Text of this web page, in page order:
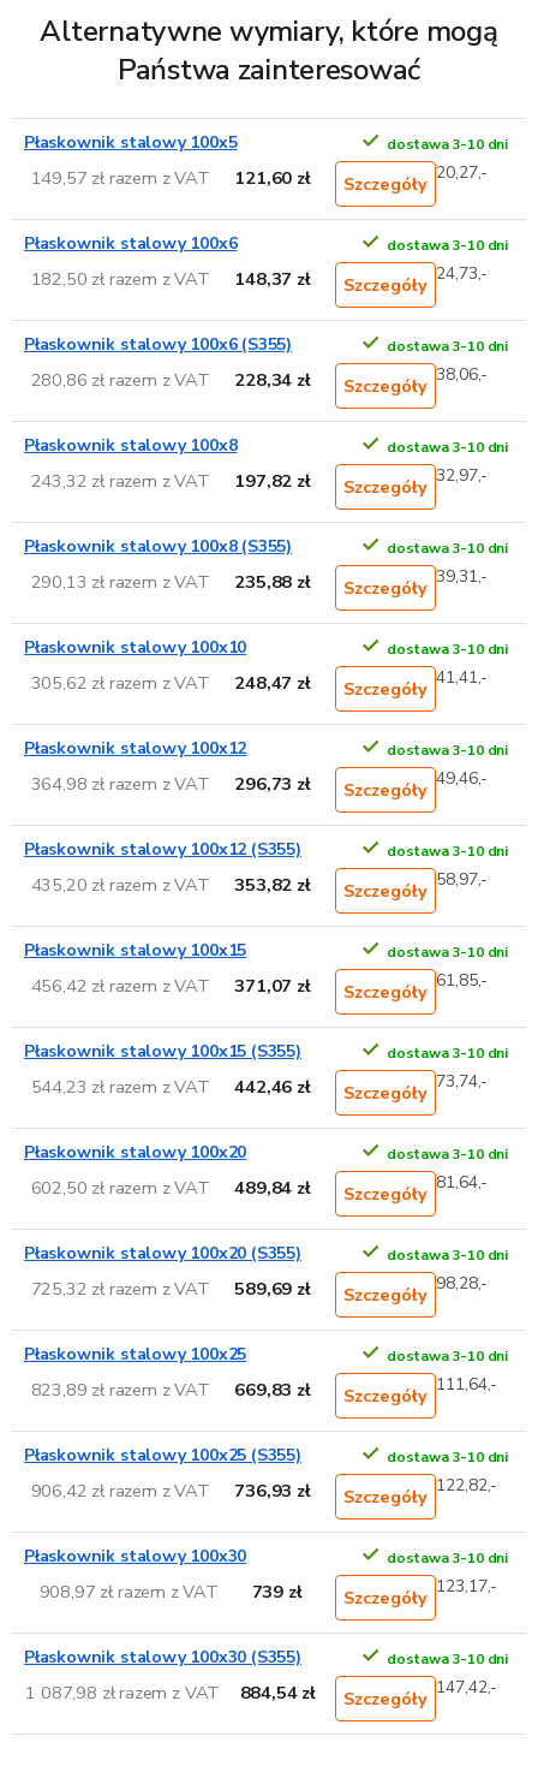
Alternatywne wymiary, które mogą
Państwa zainteresować
Płaskownik stalowy 100x5 dostawa 3-10 dni
149,57 zł razem z VAT 121,60 zł Szczegóły 20,27,-
Płaskownik stalowy 100x6 dostawa 3-10 dni
182,50 zł razem z VAT 148,37 zł Szczegóły 24,73,-
Płaskownik stalowy 100x6 (S355) dostawa 3-10 dni
280,86 zł razem z VAT 228,34 zł Szczegóły 38,06,-
Płaskownik stalowy 100x8 dostawa 3-10 dni
243,32 zł razem z VAT 197,82 zł Szczegóły 32,97,-
Płaskownik stalowy 100x8 (S355) dostawa 3-10 dni
290,13 zł razem z VAT 235,88 zł Szczegóły 39,31,-
Płaskownik stalowy 100x10 dostawa 3-10 dni
305,62 zł razem z VAT 248,47 zł Szczegóły 41,41,-
Płaskownik stalowy 100x12 dostawa 3-10 dni
364,98 zł razem z VAT 296,73 zł Szczegóły 49,46,-
Płaskownik stalowy 100x12 (S355) dostawa 3-10 dni
435,20 zł razem z VAT 353,82 zł Szczegóły 58,97,-
Płaskownik stalowy 100x15 dostawa 3-10 dni
456,42 zł razem z VAT 371,07 zł Szczegóły 61,85,-
Płaskownik stalowy 100x15 (S355) dostawa 3-10 dni
544,23 zł razem z VAT 442,46 zł Szczegóły 73,74,-
Płaskownik stalowy 100x20 dostawa 3-10 dni
602,50 zł razem z VAT 489,84 zł Szczegóły 81,64,-
Płaskownik stalowy 100x20 (S355) dostawa 3-10 dni
725,32 zł razem z VAT 589,69 zł Szczegóły 98,28,-
Płaskownik stalowy 100x25 dostawa 3-10 dni
823,89 zł razem z VAT 669,83 zł Szczegóły 111,64,-
Płaskownik stalowy 100x25 (S355) dostawa 3-10 dni
906,42 zł razem z VAT 736,93 zł Szczegóły 122,82,-
Płaskownik stalowy 100x30 dostawa 3-10 dni
908,97 zł razem z VAT 739 zł Szczegóły 123,17,-
Płaskownik stalowy 100x30 (S355) dostawa 3-10 dni
1 087,98 zł razem z VAT 884,54 zł Szczegóły 147,42,-